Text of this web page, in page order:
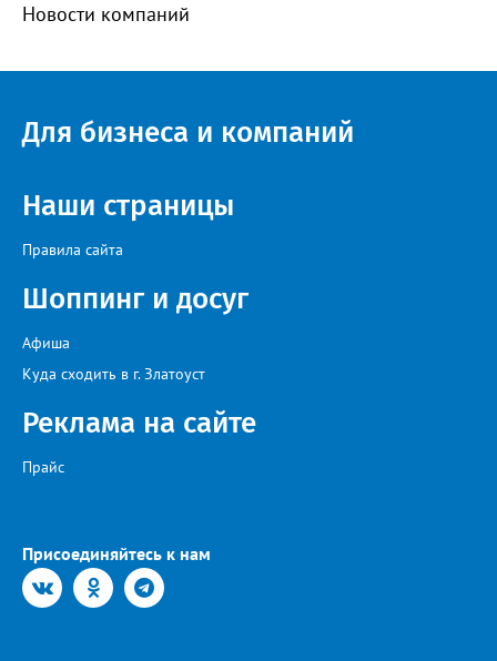
Новости компаний
Для бизнеса и компаний
Наши страницы
Правила сайта
Шоппинг и досуг
Афиша
Куда сходить в г. Златоуст
Реклама на сайте
Прайс
Присоединяйтесь к нам